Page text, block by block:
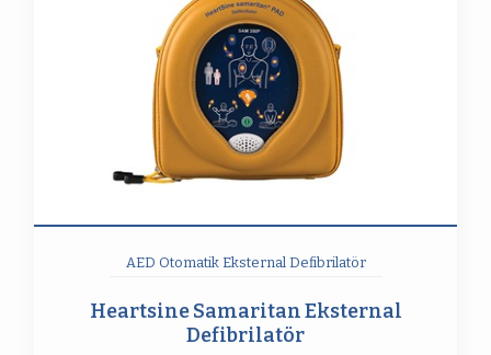
AED Otomatik Eksternal Defibrilatör
Heartsine Samaritan Eksternal
Defibrilatör